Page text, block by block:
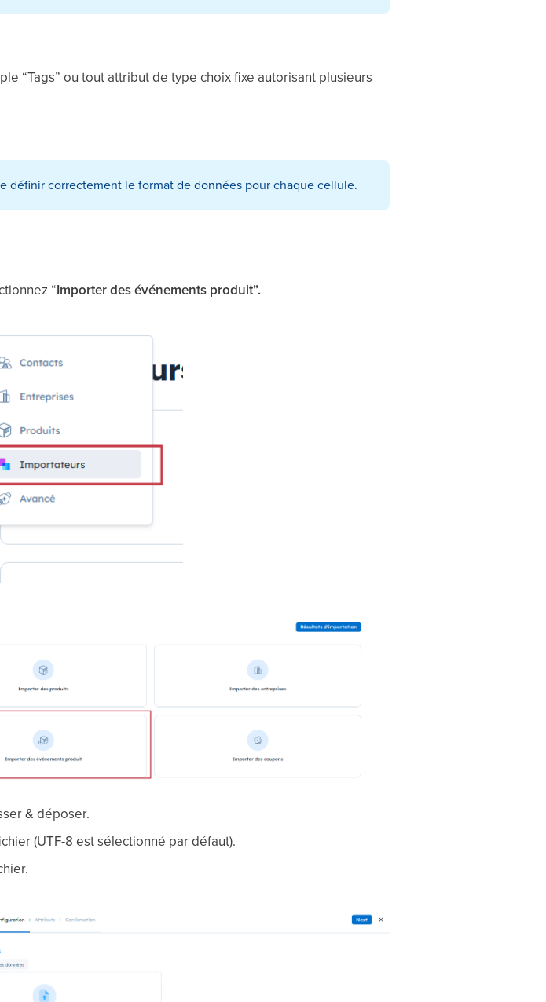
“Tags” ou tout attribut de type choix fixe autorisant plusieurs
définir correctement le format de données pour chaque cellule.
“Importer des événements produit”.
& déposer.
(UTF-8 est sélectionné par défaut).